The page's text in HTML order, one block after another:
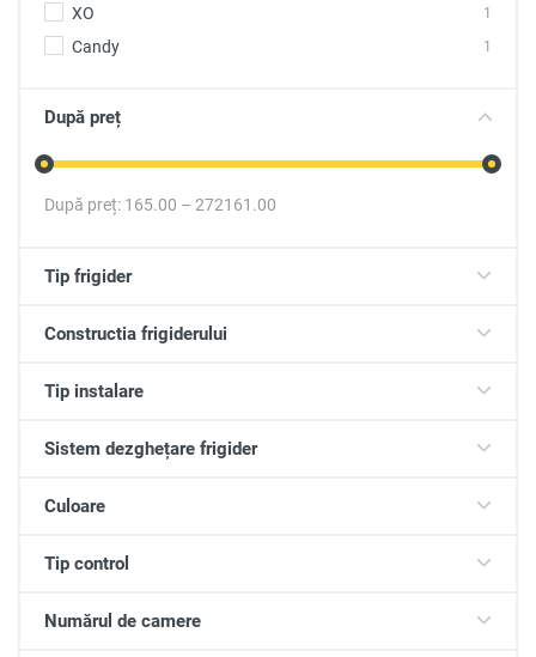
XO 1
Candy 1
După preț
După preț: 165.00 – 272161.00
Tip frigider
Constructia frigiderului
Tip instalare
Sistem dezghețare frigider
Culoare
Tip control
Numărul de camere